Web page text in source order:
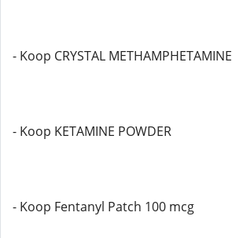
- Koop CRYSTAL METHAMPHETAMINE
- Koop KETAMINE POWDER
- Koop Fentanyl Patch 100 mcg